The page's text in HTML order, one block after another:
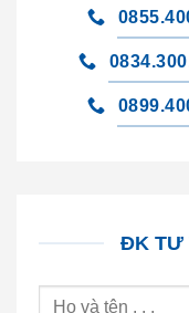
ĐK TƯ